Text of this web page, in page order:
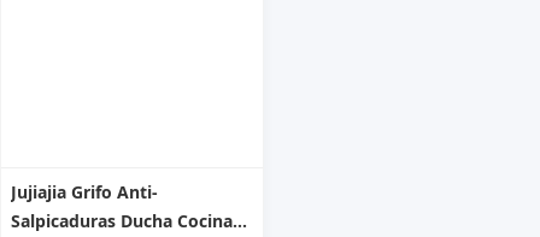
Jujiajia Grifo Anti-
Salpicaduras Ducha Cocina